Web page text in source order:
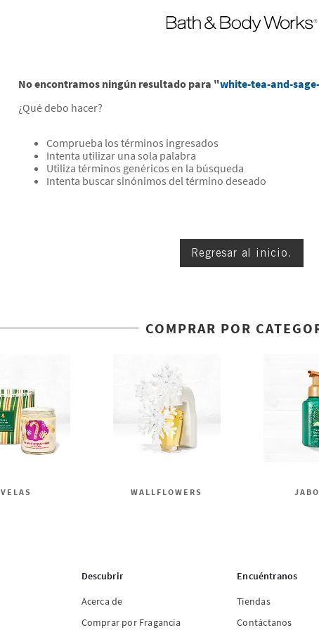
No encontramos ningún resultado para "white-tea-and-
¿Qué debo hacer?
Comprueba los términos ingresados
Intenta utilizar una sola palabra
Utiliza términos genéricos en la búsqueda
Intenta buscar sinónimos del término deseado
Regresar al inicio.
COMPRAR POR
VELAS WALLFLOWERS
Descubrir
Acerca de
Comprar por Fragancia
Encuéntranos
Tiendas
Contáctanos